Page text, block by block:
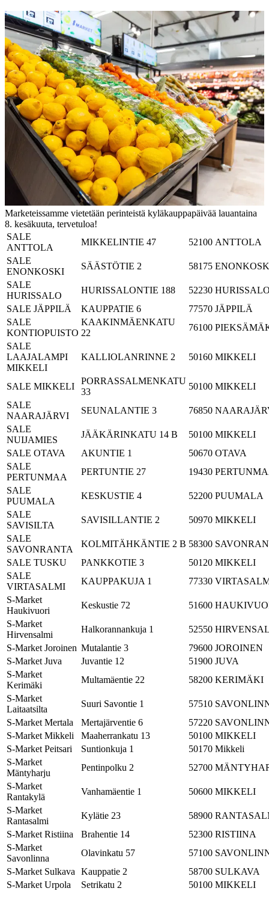
Marketeissamme vietetään perinteistä kyläkauppapäivää lauantaina
8. kesäkuuta, tervetuloa!
SALE
ANTTOLA
MIKKELINTIE 47 52100 ANTTOLA
SALE
ENONKOSKI
SÄÄSTÖTIE 2 58175
SALE
HURISSALO
HURISSALONTIE 188 52230
SALE JÄPPILÄ
KAUPPATIE 6 77570 JÄPPILÄ
SALE
KONTIOPUISTO
KAAKINMÄENKATU
22
76100
SALE
LAAJALAMPI
MIKKELI
KALLIOLANRINNE 2 50160 MIKKELI
SALE MIKKELI
PORRASSALMENKATU
33
50100 MIKKELI
SALE
NAARAJÄRVI
SEUNALANTIE 3 76850
SALE
NUIJAMIES
JÄÄKÄRINKATU 14 B 50100 MIKKELI
SALE OTAVA
AKUNTIE 1 50670 OTAVA
SALE
PERTUNMAA
PERTUNTIE 27 19430
SALE
PUUMALA
KESKUSTIE 4 52200 PUUMALA
SALE
SAVISILTA
SAVISILLANTIE 2 50970 MIKKELI
SALE
SAVONRANTA
KOLMITÄHKÄNTIE 2 B 58300
SALE TUSKU
PANKKOTIE 3 50120 MIKKELI
SALE
VIRTASALMI
KAUPPAKUJA 1 77330
S-Market
Haukivuori
Keskustie 72 51600
S-Market
Hirvensalmi
Halkorannankuja 1 52550
S-Market Joroinen Mutalantie 3 79600 JOROINEN
S-Market Juva
Juvantie 12 51900 JUVA
S-Market
Kerimäki
Multamäentie 22 58200 KERIMÄKI
S-Market
Laitaatsilta
Suuri Savontie 1 57510
S-Market Mertala
Mertajärventie 6 57220
S-Market Mikkeli
Maaherrankatu 13 50100 MIKKELI
S-Market Peitsari
Suntionkuja 1 50170 Mikkeli
S-Market
Mäntyharju
Pentinpolku 2 52700
S-Market
Rantakylä
Vanhamäentie 1 50600 MIKKELI
S-Market
Rantasalmi
Kylätie 23 58900
S-Market Ristiina
Brahentie 14 52300 RISTIINA
S-Market
Savonlinna
Olavinkatu 57 57100
S-Market Sulkava
Kauppatie 2 58700 SULKAVA
S-Market Urpola
Setrikatu 2 50100 MIKKELI